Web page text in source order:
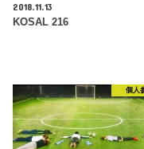
2018.11.13
KOSAL 216
個人